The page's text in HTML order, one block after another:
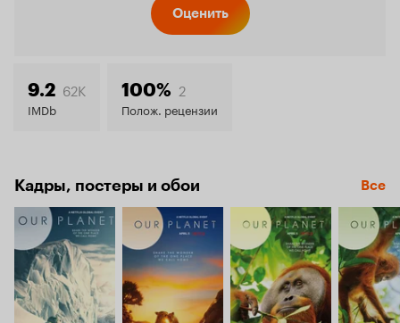
9.0
Оценить
9.2 62K
IMDb
100% 2
Полож. рецензии
Кадры, постеры и обои Все